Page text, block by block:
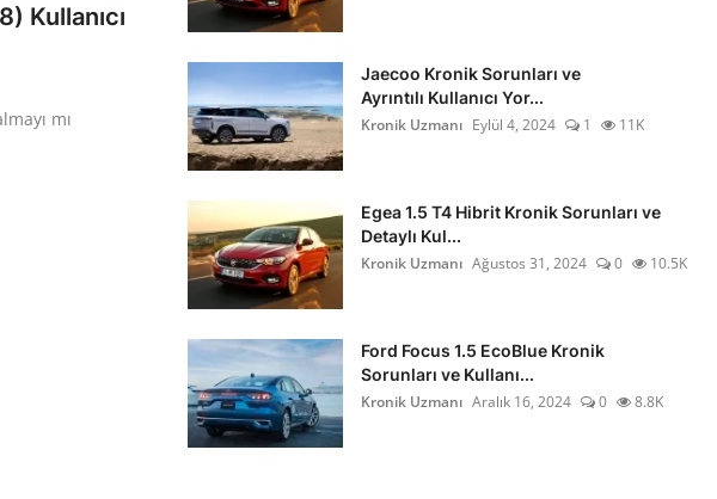
Kullanıcı
mı
Jaecoo Kronik Sorunları ve
Ayrıntılı Kullanıcı Yor...
Kronik Uzmanı Eylül 4, 2024 1 11K
Egea 1.5 T4 Hibrit Kronik Sorunları ve
Detaylı Kul...
Kronik Uzmanı Ağustos 31, 2024 0 10.5K
Ford Focus 1.5 EcoBlue Kronik
Sorunları ve Kullanı...
Kronik Uzmanı Aralık 16, 2024 0 8.8K